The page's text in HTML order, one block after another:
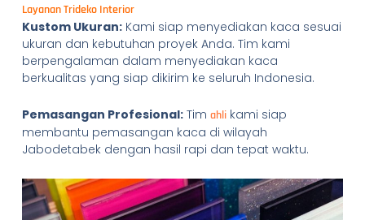
Layanan Trideko Interior
Kustom Ukuran:Kami siap menyediakan kaca sesuai
ukuran dan kebutuhan proyek Anda. Tim kami
berpengalaman dalam menyediakan kaca
berkualitas yang siap dikirim ke seluruh Indonesia.
Pemasangan Profesional:Tim ahlikami siap
membantu pemasangan kaca di wilayah
Jabodetabek dengan hasil rapi dan tepat waktu.